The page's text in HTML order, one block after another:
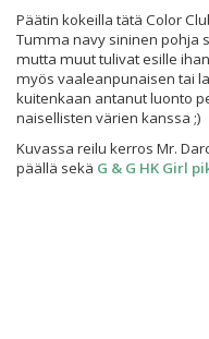
Päätin kokeilla tätä Color
Tumma navy sininen pohja
mutta muut tulivat esille
myös vaaleanpunaisen tai
kuitenkaan antanut luonto
naisellisten värien kanssa ;)
Kuvassa reilu kerros Mr.
päällä sekä G & G HK Girl